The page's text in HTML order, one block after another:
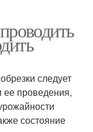
следует
ее проведения,
состояние